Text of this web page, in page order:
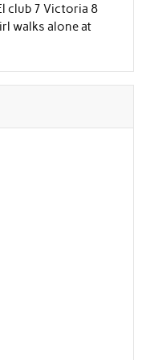
club 7 Victoria 8
walks alone at